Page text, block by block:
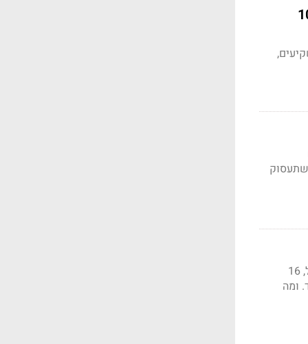
- אז לגייס 100
שתעסוק
לפי נתוני החשב הכללי, הגירעון המצטבר ב-12 החודשים האחרונים עומד על 62.3 מיליארד שקל, 16
1.7 מיליארד בלבד. ומה